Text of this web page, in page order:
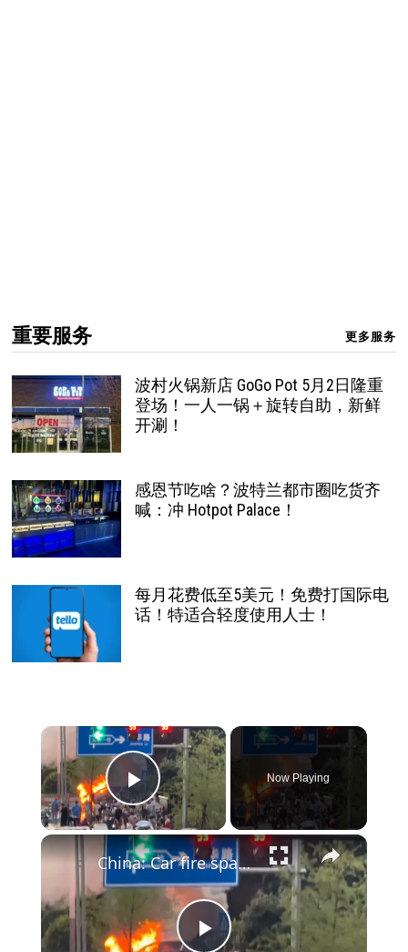
重要服务 更多服务
波村火锅新店 GoGo Pot 5月2日隆重
登场！一人一锅＋旋转自助，新鲜
开涮！
感恩节吃啥？波特兰都市圈吃货齐
喊：冲 Hotpot Palace！
每月花费低至5美元！免费打国际电
话！特适合轻度使用人士！
×
Play Video
Now Playing
×
China: Car fire sparks panic on road in China as burning SUV blocks traffic.